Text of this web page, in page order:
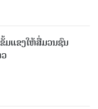
ມແຂງໃຫ້ສື່ມວນຊົນ